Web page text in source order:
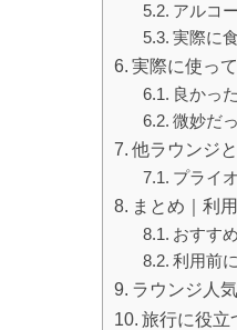
アルコ
実際に
実際に使っ
良かっ
微妙だ
他ラウンジ
プライ
まとめ｜利
おすす
利用前
ラウンジ人
旅行に役立